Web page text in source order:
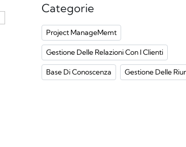
Categorie
Project ManageMemt
Gestione Delle Relazioni Con I Clienti
Base Di Conoscenza Gestione Delle